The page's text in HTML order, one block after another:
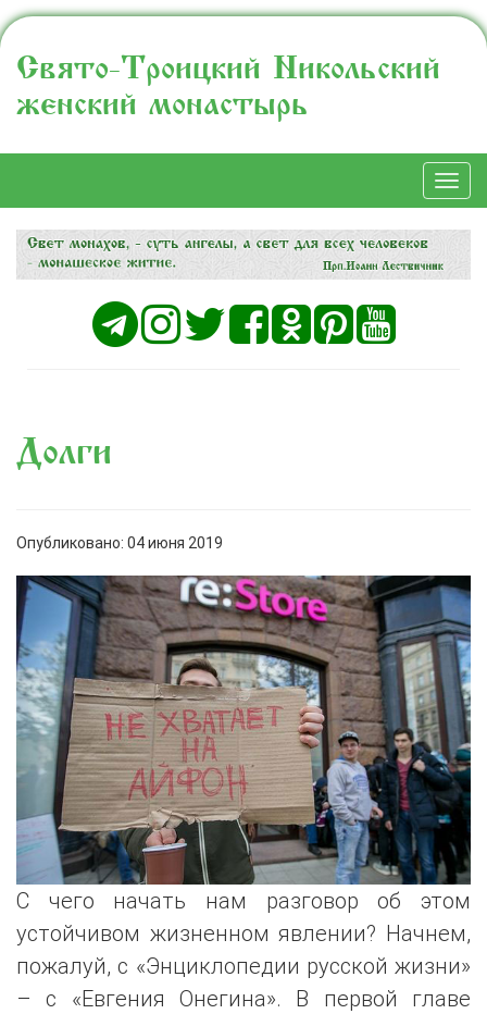
Свято-Троицкий Никольский
женский монастырь
Долги
Опубликовано: 04 июня 2019
С чего начать нам разговор об этом
устойчивом жизненном явлении? Начнем,
пожалуй, с «Энциклопедии русской жизни»
– с «Евгения Онегина». В первой главе